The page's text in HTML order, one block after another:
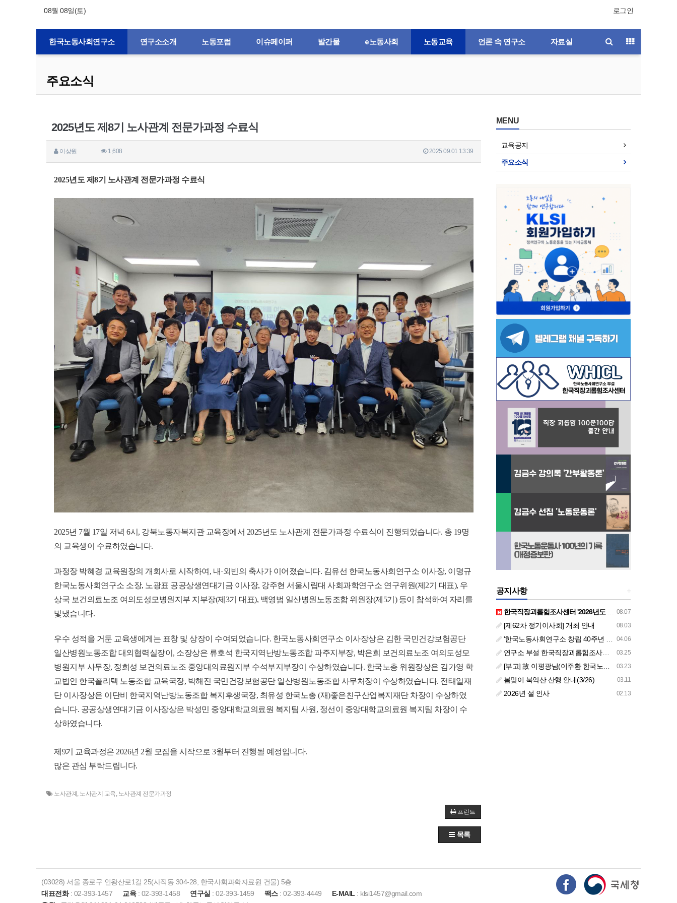
08월 08일(토) 로그인
한국노동사회연구소 연구소소개 노동포럼 이슈페이퍼 발간물 e노동사회 노동교육 언론 속 연구소 자료실
주요소식
2025년도 제8기 노사관계 전문가과정 수료식
이상원 1,608 2025.09.01 13:39
2025년도 제8기 노사관계 전문가과정 수료식
2025년 7월 17일 저녁 6시, 강북노동자복지관 교육장에서 2025년도 노사관계 전문가과정 수료식이 진행되었습니다. 총 19명
의 교육생이 수료하였습니다.
과정장 박혜경 교육원장의 개회사로 시작하여, 내·외빈의 축사가 이어졌습니다. 김유선 한국노동사회연구소 이사장, 이명규
한국노동사회연구소 소장, 노광표 공공상생연대기금 이사장, 강주현 서울시립대 사회과학연구소 연구위원(제2기 대표), 우
상국 보건의료노조 여의도성모병원지부 지부장(제3기 대표), 백영범 일산병원노동조합 위원장(제5기) 등이 참석하여 자리를
빛냈습니다.
우수 성적을 거둔 교육생에게는 표창 및 상장이 수여되었습니다. 한국노동사회연구소 이사장상은 김한 국민건강보험공단
일산병원노동조합 대외협력실장이, 소장상은 류호석 한국지역난방노동조합 파주지부장, 박은희 보건의료노조 여의도성모
병원지부 사무장, 정희성 보건의료노조 중앙대의료원지부 수석부지부장이 수상하였습니다. 한국노총 위원장상은 김가영 학
교법인 한국폴리텍 노동조합 교육국장, 박해진 국민건강보험공단 일산병원노동조합 사무처장이 수상하였습니다. 전태일재
단 이사장상은 이단비 한국지역난방노동조합 복지후생국장, 최유성 한국노총 (재)좋은친구산업복지재단 차장이 수상하였
습니다. 공공상생연대기금 이사장상은 박성민 중앙대학교의료원 복지팀 사원, 정선이 중앙대학교의료원 복지팀 차장이 수
상하였습니다.
제9기 교육과정은 2026년 2월 모집을 시작으로 3월부터 진행될 예정입니다.
많은 관심 부탁드립니다.
노사관계 , 노사관계 교육, 노사관계 전문가과정
프린트
목록
MENU
교육공지
주요소식
+
공지사항
08.07
한국직장괴롭힘조사센터 '2026년도 하반기 주요 사업 안내' (교육/컨설팅)
08.03
[제62차 정기이사회] 개최 안내
04.06
'한국노동사회연구소 창립 40주년 기념 행사 안내'
03.25
연구소 부설 한국직장괴롭힘조사센터 '2026년도 주요 사업 안내' (교육/컨설팅)
03.23
[부고] 故 이평광님(이주환 한국노동사회연구소 부소장 부친상)
03.11
봄맞이 북악산 산행 안내(3/26)
02.13
2026년 설 인사
(03028) 서울 종로구 인왕산로1길 25(사직동 304-28, 한국사회과학자료원 건물) 5층
대표전화: 02-393-1457 교육: 02-393-1458 연구실 : 02-393-1459 팩스: 02-393-4449 E-MAIL: klsi1457@gmail.com